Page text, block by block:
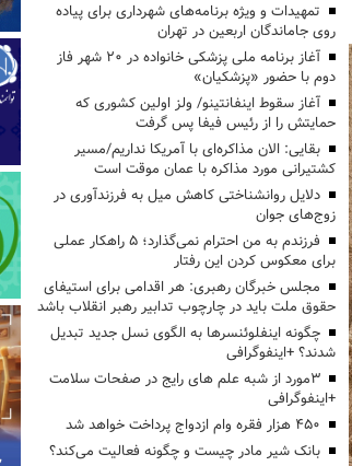
تمهیدات و ویژه برنامه‌های شهرداری برای پیاده
روی جاماندگان اربعین در تهران
آغاز برنامه ملی پزشکی خانواده در ۲۰ شهر فاز
دوم با حضور «پزشکیان»
آغاز سقوط اینفانتینو/ ولز اولین کشوری که
حمایتش را از رئیس فیفا پس گرفت
بقایی: الان مذاکره‌ای با آمریکا نداریم/مسیر
کشتیرانی مورد مذاکره با عمان موقت است
دلایل روانشناختی کاهش میل به فرزندآوری در
زوج‌های جوان
فرزندم به من احترام نمی‌گذارد؛ ۵ راهکار عملی
برای معکوس کردن این رفتار
مجلس خبرگان رهبری: هر اقدامی برای استیفای
حقوق ملت باید در چارچوب تدابیر رهبر انقلاب باشد
چگونه اینفلوئنسرها به الگوی نسل جدید تبدیل
شدند؟ +اینفوگرافی
3مورد از شبه علم های رایج در صفحات سلامت
+اینفوگرافی
۴۵۰ هزار فقره وام ازدواج پرداخت خواهد شد
بانک شیر مادر چیست و چگونه فعالیت می‌کند؟